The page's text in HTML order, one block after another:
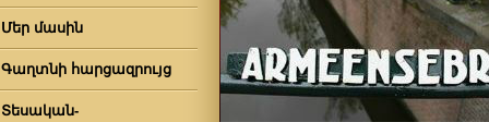
Մեր մասին
Գաղտնի հարցազրույց
Տեսական-